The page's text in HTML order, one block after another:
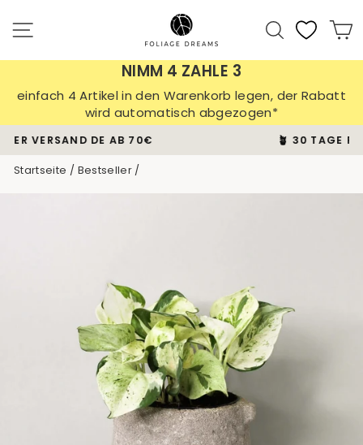
zum
Inhalt
Suche
NIMM 4 ZAHLE 3
einfach 4 Artikel in den Warenkorb legen, der Rabatt
wird automatisch abgezogen*
Pause
🪴 30 TAGE PFLANZEN-GARANTIE
Startseite / Bestseller /